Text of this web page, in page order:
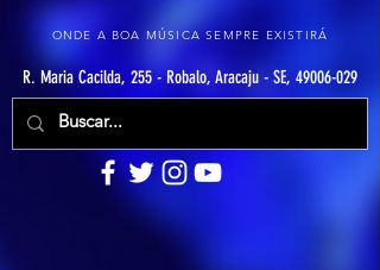
ONDE A BOA MÚSICA SEMPRE EXISTIRÁ
R. Maria Cacilda, 255 - Robalo, Aracaju - SE, 49006-029